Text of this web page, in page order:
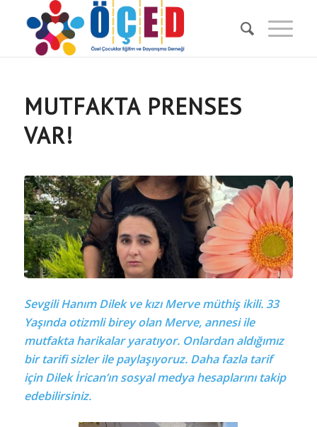
MUTFAKTA PRENSES
VAR!
Sevgili Hanım Dilek ve kızı Merve müthiş ikili. 33
Yaşında otizmli birey olan Merve, annesi ile
mutfakta harikalar yaratıyor. Onlardan aldığımız
bir tarifi sizler ile paylaşıyoruz. Daha fazla tarif
için Dilek İrican’ın sosyal medyahesaplarını takip
edebilirsiniz.